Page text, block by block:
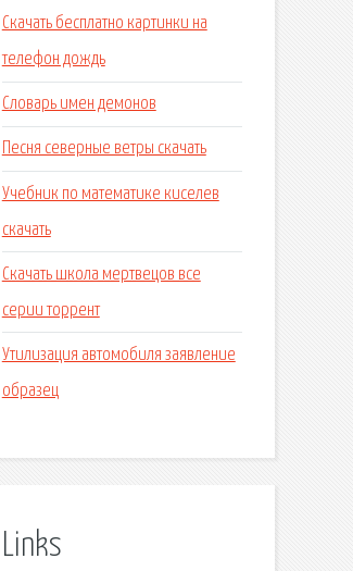
Скачать бесплатно картинки на
телефон дождь
Словарь имен демонов
Песня северные ветры скачать
Учебник по математике киселев
скачать
Скачать школа мертвецов все
серии торрент
Утилизация автомобиля заявление
образец
Links